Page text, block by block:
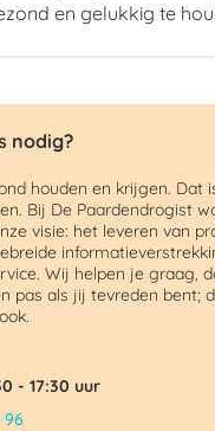
en gelukkig te
nodig?
houden en krijgen. Dat
Bij De Paardendrogist
visie: het leveren van
Wij helpen je graag,
pas als jij tevreden bent;
- 17:30 uur
96